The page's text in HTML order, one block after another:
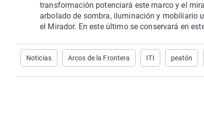
transformación potenciará este marco y el
arbolado de sombra, iluminación y mobiliario
el Mirador. En este último se conservará en
Noticias Arcos de la Frontera ITI peatón